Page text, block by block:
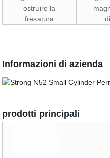
ostruire la
fresatura
Informazioni di azienda
prodotti principali